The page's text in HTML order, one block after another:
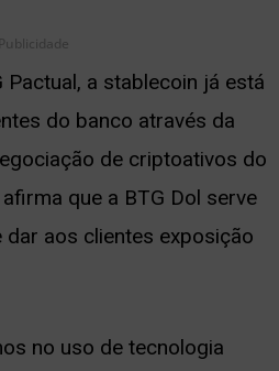
Publicidade
a stablecoin já está
do banco através da
de criptoativos do
que a BTG Dol serve
aos clientes exposição
no uso de tecnologia